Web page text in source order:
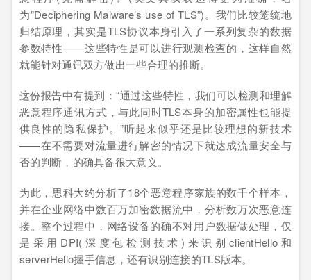
为”Deciphering Malware’s use of TLS”)。我们比较笼统地
归结原理，其实是TLS协议本身引入了一系列复杂的数据
参数特性——这些特性是可以进行观测检查的，这样自然
就能针对通讯双方做出一些合理的推断。
这份报告中有提到：“通过这些特性，我们可以检测和理解
恶意程序通讯方式，与此同时TLS本身的加密属性也能提
供良性的隐私保护。”听起来似乎还是比较理想的新技术
——在不需要对流量进行解密的情况下就达成流量安全与
否的判断，的确具备很大意义。
为此，思科大约分析了18个恶意程序家族的数千个样本，
并在企业网络中数百万加密数据流中，分析数万次恶意连
接。整个过程中，网络设备的确不对用户数据做处理，仅
是采用DPI(深度包检测技术)来识别clientHello和
serverHello握手信息，还有识别连接的TLS版本。